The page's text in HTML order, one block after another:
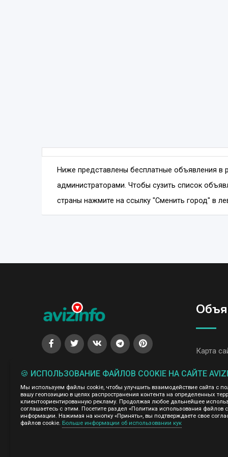
Ниже представлены бесплатные объявления в
администраторами. Чтобы сузить список
страны нажмите на ссылку "Сменить город" в
Карта
Все
Все
Администрация сайта AvizInfo.uz не несет
Мы ценим конфиденциальность наших пользователей.
правила конфиденциальности сайтов на которые
🍪 ИСПОЛЬЗОВАНИЕ ФАЙЛОВ COOKIE НА САЙТЕ
Мы используем файлы cookie, чтобы улучшить взаимодействие сайта с
вашу геопозицию в целях распространения контента на определенных
клиентоориентированную рекламу. Продолжая любое дальнейшее
соглашаетесь с этим. Посетите раздел «Политика использования файлов
информации. Нажимая на кнопку «Принять», вы подтверждаете свое
файлов cookie. Больше информации об использовании кук